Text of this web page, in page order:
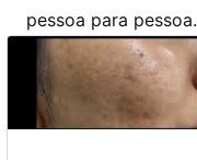
pessoa para pessoa.